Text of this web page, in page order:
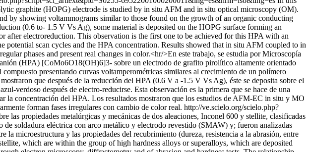
graphite (HOPG) electrode is studied by in situ AFM and in situ optical microscopy (OM).
by showing voltammograms similar to those found on the growth of an organic conducting
(0.6 to- 1.5 V Vs Ag), some material is deposited on the HOPG surface forming an
electroreduction. This observation is the first one to be achieved for this HPA with an
potential scan cycles and the HPA concentration. Results showed that in situ AFM coupled to in
phases and present real changes in color.<hr/>En este trabajo, se estudia por Microscopía
(HPA) [CoMo6O18(OH)6]3- sobre un electrodo de grafito pirolítico altamente orientado
presentando curvas voltamperométricas similares al crecimiento de un polímero
que después de la reducción del HPA (0.6 V a -1.5 V Vs Ag), éste se deposita sobre el
verdoso después de electro-reducirse. Esta observación es la primera que se hace de una
la concentración del HPA. Los resultados mostraron que los estudios de AFM-EC in situ y MO
forman fases irregulares con cambio de color real. http://ve.scielo.org/scielo.php?
las propiedades metalúrgicas y mecánicas de dos aleaciones, Inconel 600 y stellite, clasificadas
de soldadura eléctrica con arco metálico y electrodo revestido (SMAW) y; fueron analizadas
microestructura y las propiedades del recubrimiento (dureza, resistencia a la abrasión, entre
which are within the group of high hardness alloys or superalloys, which are deposited